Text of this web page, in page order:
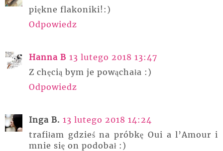
piękne flakoniki!:)
Odpowiedz
Hanna B 13 lutego 2018 13:47
Z chęcią bym je powąchała :)
Odpowiedz
Inga B. 13 lutego 2018 14:24
trafiłam gdzieś na próbkę Oui a l’Amour i
mnie się on podobał :)